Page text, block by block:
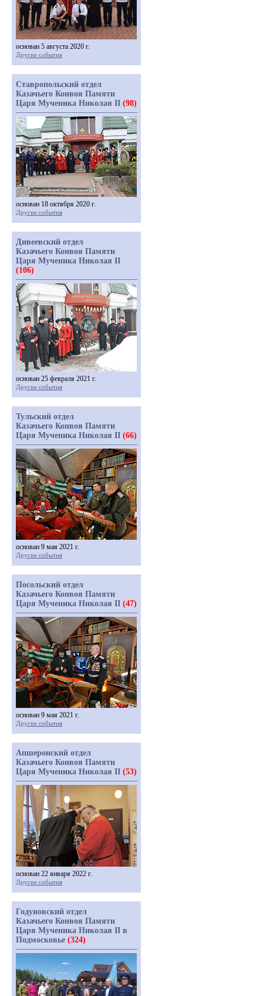
основан 5 августа 2020 г.
Другие события
Ставропольский отдел
Казачьего Конвоя Памяти
Царя Мученика Николая II (98)
основан 18 октября 2020 г.
Другие события
Дивеевский отдел
Казачьего Конвоя Памяти
Царя Мученика Николая II
(106)
основан 25 февраля 2021 г.
Другие события
Тульский отдел
Казачьего Конвоя Памяти
Царя Мученика Николая II (66)
основан 9 мая 2021 г.
Другие события
Посольский отдел
Казачьего Конвоя Памяти
Царя Мученика Николая II (47)
основан 9 мая 2021 г.
Другие события
Апшеронский отдел
Казачьего Конвоя Памяти
Царя Мученика Николая II (53)
основан 22 января 2022 г.
Другие события
Годуновский отдел
Казачьего Конвоя Памяти
Царя Мученика Николая II в
Подмосковье (324)